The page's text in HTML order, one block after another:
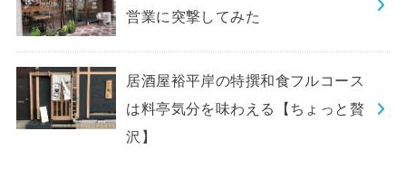
営業に突撃してみた
居酒屋裕平岸の特撰和食フルコース
は料亭気分を味わえる【ちょっと贅
沢】